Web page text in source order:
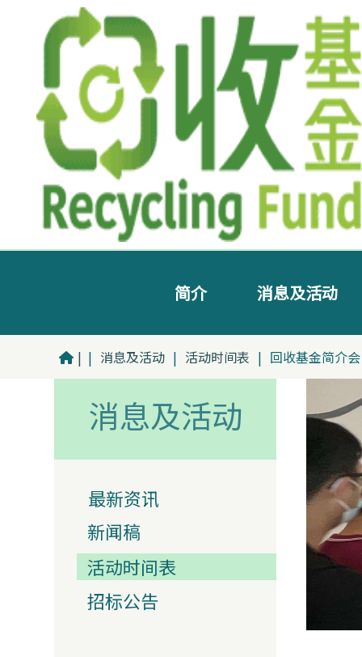
简介 消息及活动
| | 消息及活动 | 活动时间表 | 回收基金简介会
消息及活动
最新资讯
新闻稿
活动时间表
招标公告